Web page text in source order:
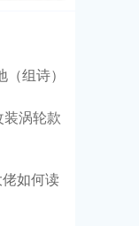
组诗）
涡轮款
如何读